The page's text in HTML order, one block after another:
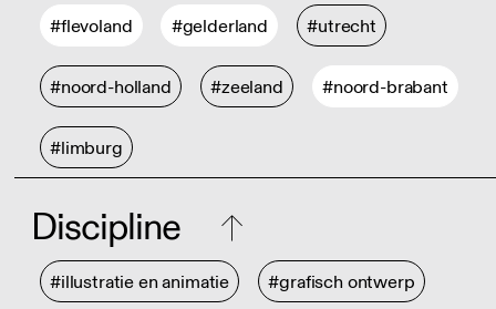
#flevoland #gelderland #utrecht
#noord-holland #zeeland #noord-brabant
#limburg
Discipline
#illustratie en animatie #grafisch ontwerp